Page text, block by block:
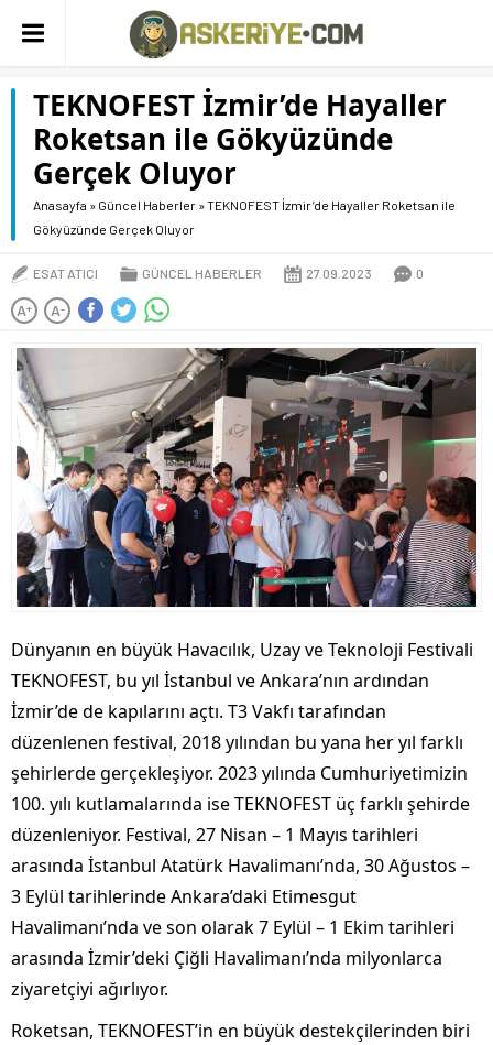
TEKNOFEST İzmir’de Hayaller
Roketsan ile Gökyüzünde
Gerçek Oluyor
Anasayfa » Güncel Haberler »TEKNOFEST İzmir’de Hayaller Roketsan ile
Gökyüzünde Gerçek Oluyor
ESAT ATICI GÜNCEL HABERLER 27.09.2023 0
A+ A-
Dünyanın en büyük Havacılık, Uzay ve Teknoloji Festivali
TEKNOFEST, bu yıl İstanbul ve Ankara’nın ardından
İzmir’de de kapılarını açtı. T3 Vakfı tarafından
düzenlenen festival, 2018 yılından bu yana her yıl farklı
şehirlerde gerçekleşiyor. 2023 yılında Cumhuriyetimizin
100. yılı kutlamalarında ise TEKNOFEST üç farklı şehirde
düzenleniyor. Festival, 27 Nisan – 1 Mayıs tarihleri
arasında İstanbul Atatürk Havalimanı’nda, 30 Ağustos –
3 Eylül tarihlerinde Ankara’daki Etimesgut
Havalimanı’nda ve son olarak 7 Eylül – 1 Ekim tarihleri
arasında İzmir’deki Çiğli Havalimanı’nda milyonlarca
ziyaretçiyi ağırlıyor.
Roketsan, TEKNOFEST’in en büyük destekçilerinden biri